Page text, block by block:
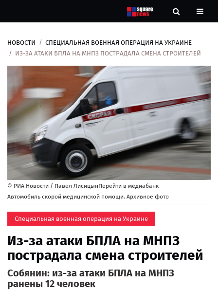
Новости
Рубрики
Контакты
О
нас
НОВОСТИ
СПЕЦИАЛЬНАЯ ВОЕННАЯ ОПЕРАЦИЯ НА УКРАИНЕ
ИЗ-ЗА АТАКИ БПЛА НА МНПЗ ПОСТРАДАЛА СМЕНА СТРОИТЕЛЕЙ
© РИА Новости / Павел ЛисицынПерейти в медиабанк
Автомобиль скорой медицинской помощи. Архивное фото
Специальная военная операция на Украине
Из-за атаки БПЛА на МНПЗ
пострадала смена строителей
Собянин: из-за атаки БПЛА на МНПЗ
ранены 12 человек